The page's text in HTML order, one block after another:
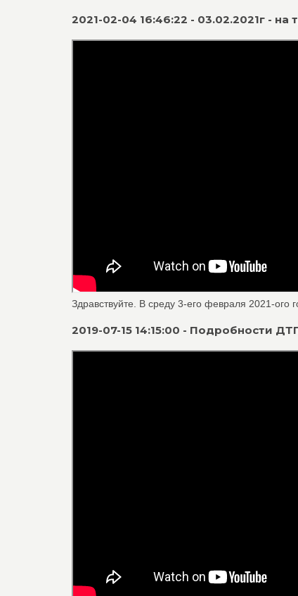
2021-02-04 16:46:22 - 03.02.2021г -
Здравствуйте. В среду 3-его февраля 2021-ого
2019-07-15 14:15:00 - Подробности